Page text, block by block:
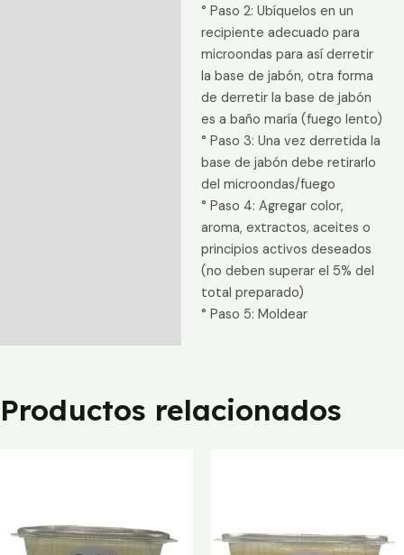
° Paso 2: Ubíquelos en un
recipiente adecuado para
microondas para así derretir
la base de jabón, otra forma
de derretir la base de jabón
es a baño maría (fuego lento)
° Paso 3: Una vez derretida la
base de jabón debe retirarlo
del microondas/fuego
° Paso 4: Agregar color,
aroma, extractos, aceites o
principios activos deseados
(no deben superar el 5% del
total preparado)
° Paso 5: Moldear
Productos relacionados